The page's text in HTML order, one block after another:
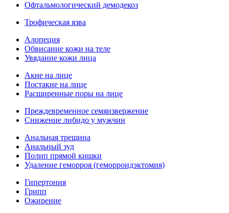
Офтальмологический демодекоз
Трофическая язва
Алопеция
Обвисание кожи на теле
Увядание кожи лица
Акне на лице
Постакне на лице
Расширенные поры на лице
Преждевременное семяизвержение
Снижение либидо у мужчин
Анальная трещина
Анальный зуд
Полип прямой кишки
Удаление геморроя (геморроидэктомия)
Гипертония
Грипп
Ожирение